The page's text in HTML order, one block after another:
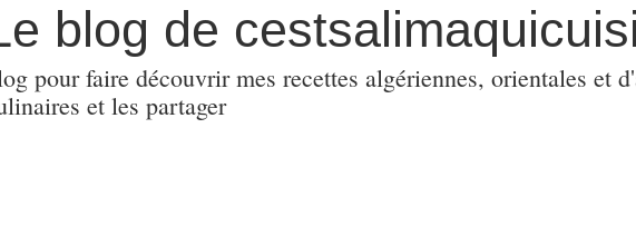
blog de
pour faire découvrir mes recettes algériennes, orientales et
et les partager